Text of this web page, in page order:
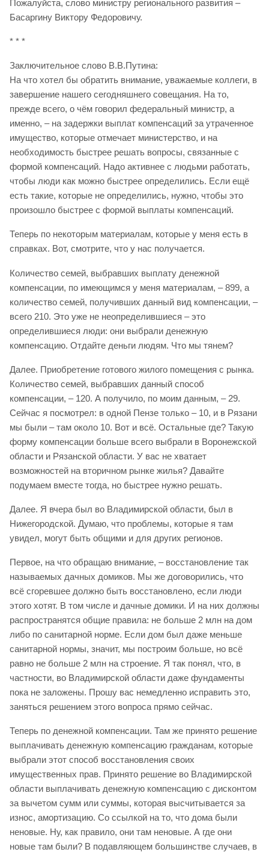
Пожалуйста, слово министру регионального развития –
Басаргину Виктору Федоровичу.
* * *
Заключительное слово В.В.Путина:
На что хотел бы обратить внимание, уважаемые коллеги, в
завершение нашего сегодняшнего совещания. На то,
прежде всего, о чём говорил федеральный министр, а
именно, – на задержки выплат компенсаций за утраченное
имущество, которые отмечает министерство, и на
необходимость быстрее решать вопросы, связанные с
формой компенсаций. Надо активнее с людьми работать,
чтобы люди как можно быстрее определились. Если ещё
есть такие, которые не определились, нужно, чтобы это
произошло быстрее с формой выплаты компенсаций.
Теперь по некоторым материалам, которые у меня есть в
справках. Вот, смотрите, что у нас получается.
Количество семей, выбравших выплату денежной
компенсации, по имеющимся у меня материалам, – 899, а
количество семей, получивших данный вид компенсации, –
всего 210. Это уже не неопределившиеся – это
определившиеся люди: они выбрали денежную
компенсацию. Отдайте деньги людям. Что мы тянем?
Далее. Приобретение готового жилого помещения с рынка.
Количество семей, выбравших данный способ
компенсации, – 120. А получило, по моим данным, – 29.
Сейчас я посмотрел: в одной Пензе только – 10, и в Рязани
мы были – там около 10. Вот и всё. Остальные где? Такую
форму компенсации больше всего выбрали в Воронежской
области и Рязанской области. У вас не хватает
возможностей на вторичном рынке жилья? Давайте
подумаем вместе тогда, но быстрее нужно решать.
Далее. Я вчера был во Владимирской области, был в
Нижегородской. Думаю, что проблемы, которые я там
увидел, могут быть общими и для других регионов.
Первое, на что обращаю внимание, – восстановление так
называемых дачных домиков. Мы же договорились, что
всё сгоревшее должно быть восстановлено, если люди
этого хотят. В том числе и дачные домики. И на них должны
распространятся общие правила: не больше 2 млн на дом
либо по санитарной норме. Если дом был даже меньше
санитарной нормы, значит, мы построим больше, но всё
равно не больше 2 млн на строение. Я так понял, что, в
частности, во Владимирской области даже фундаменты
пока не заложены. Прошу вас немедленно исправить это,
заняться решением этого вопроса прямо сейчас.
Теперь по денежной компенсации. Там же принято решение
выплачивать денежную компенсацию гражданам, которые
выбрали этот способ восстановления своих
имущественных прав. Принято решение во Владимирской
области выплачивать денежную компенсацию с дисконтом
за вычетом сумм или суммы, которая высчитывается за
износ, амортизацию. Со ссылкой на то, что дома были
неновые. Ну, как правило, они там неновые. А где они
новые там были? В подавляющем большинстве случаев, в